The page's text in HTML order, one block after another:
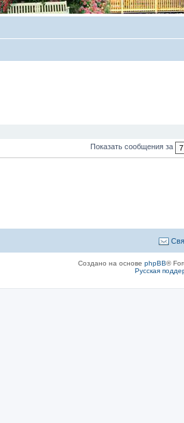
Показать сообщения за
Создано на основе phpBB®
Русская